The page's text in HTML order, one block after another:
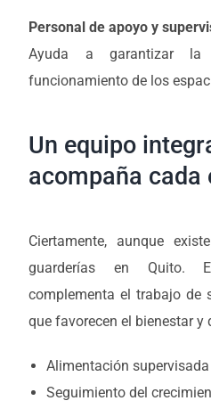
Personal de apoyo y
Ayuda a garantizar la
funcionamiento de los
Un equipo
acompaña cada
Ciertamente, aunque
guarderías en Quito.
complementa el trabajo de
que favorecen el bienestar y
Alimentación
Seguimiento del